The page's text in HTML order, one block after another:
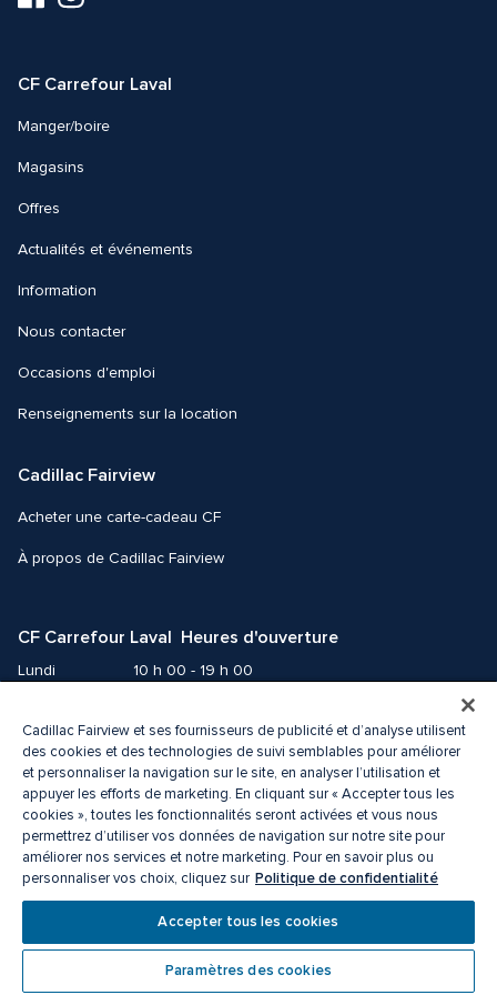
nous
nous
CF Carrefour Laval
Manger/boire
Magasins
Offres
Actualités et événements
Information
Nous contacter
Occasions d'emploi
Renseignements sur la location
Cadillac Fairview
Acheter une carte-cadeau CF
À propos de Cadillac Fairview
CF Carrefour Laval  Heures d'ouverture
Lundi
10 h 00 - 19 h 00
Mercredi
10 h 00 - 19 h 00
Jeudi
10 h 00 - 21 h 00
Vendredi
10 h 00 - 21 h 00
Samedi
9 h 00 - 19 h 00
Dimanche
10 h 00 - 18 h 00
ᴹᴰ une marque déposée de La Corporation Cadillac Fairview limitée.
Politique de confidentialité
Accessibilité
Centre de préférences des cookies
Cadillac Fairview et ses fournisseurs de publicité et d’analyse utilisent
des cookies et des technologies de suivi semblables pour améliorer
et personnaliser la navigation sur le site, en analyser l’utilisation et
appuyer les efforts de marketing. En cliquant sur « Accepter tous les
cookies », toutes les fonctionnalités seront activées et vous nous
permettrez d’utiliser vos données de navigation sur notre site pour
améliorer nos services et notre marketing. Pour en savoir plus ou
personnaliser vos choix, cliquez sur Politique de confidentialité
Accepter tous les cookies
Paramètres des cookies